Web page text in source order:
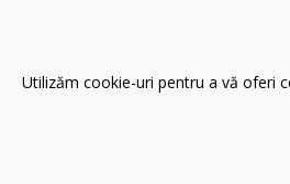
Lu - Vi:
09:00 - 19:00
Sâ - Du:10:00 - 16:00
Utilizăm cookie-uri pentru a vă oferi